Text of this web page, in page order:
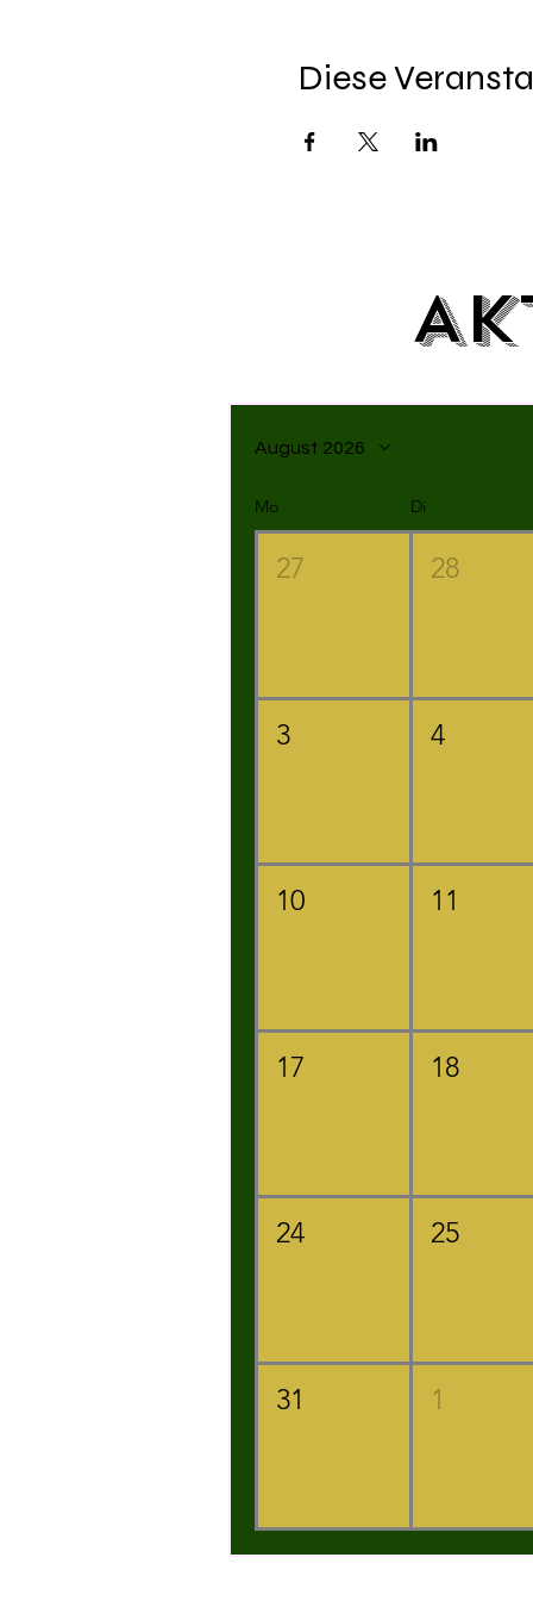
Diese
August 2026
Mo Di
27 28
3 4
10 11
17 18
24 25
31 1